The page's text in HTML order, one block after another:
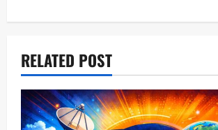
RELATED POST